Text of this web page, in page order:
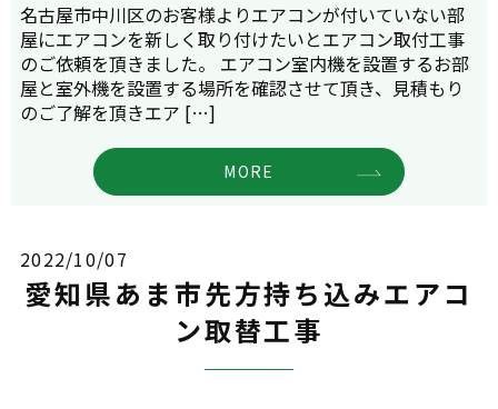
名古屋市中川区のお客様よりエアコンが付いていない部
屋にエアコンを新しく取り付けたいとエアコン取付工事
のご依頼を頂きました。 エアコン室内機を設置するお部
屋と室外機を設置する場所を確認させて頂き、見積もり
のご了解を頂きエア […]
MORE
2022/10/07
愛知県あま市先方持ち込みエアコ
ン取替工事